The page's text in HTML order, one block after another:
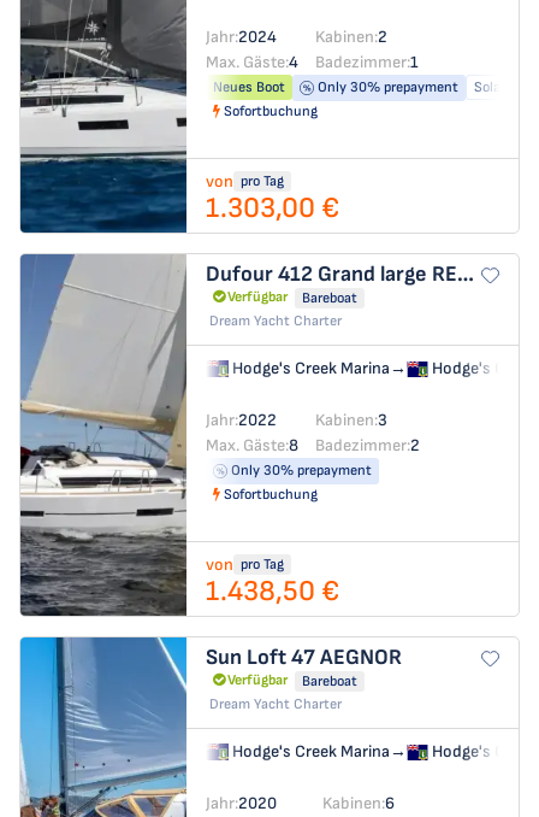
Jahr:2024 Kabinen:2
Max. Gäste:4 Badezimmer:1
Neues Boot Only 30% prepayment
Solar
Sofortbuchung
von pro Tag
1.303,00 €
Dufour 412 Grand large RELOAD
Verfügbar
Bareboat
Dream Yacht Charter
Hodge's Creek Marina→ Hodge's
Jahr:2022 Kabinen:3
Max. Gäste:8 Badezimmer:2
Only 30% prepayment
Sofortbuchung
von pro Tag
1.438,50 €
Sun Loft 47AEGNOR
Verfügbar
Bareboat
Dream Yacht Charter
Hodge's Creek Marina→ Hodge's
Jahr:2020 Kabinen:6